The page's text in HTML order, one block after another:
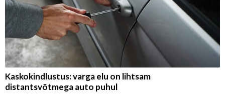
Kaskokindlustus: varga elu on lihtsam
distantsvõtmega auto puhul